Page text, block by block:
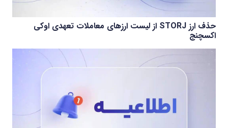
حذف ارز STORJ از لیست ارزهای معاملات تعهدی اوکی
اکسچنج